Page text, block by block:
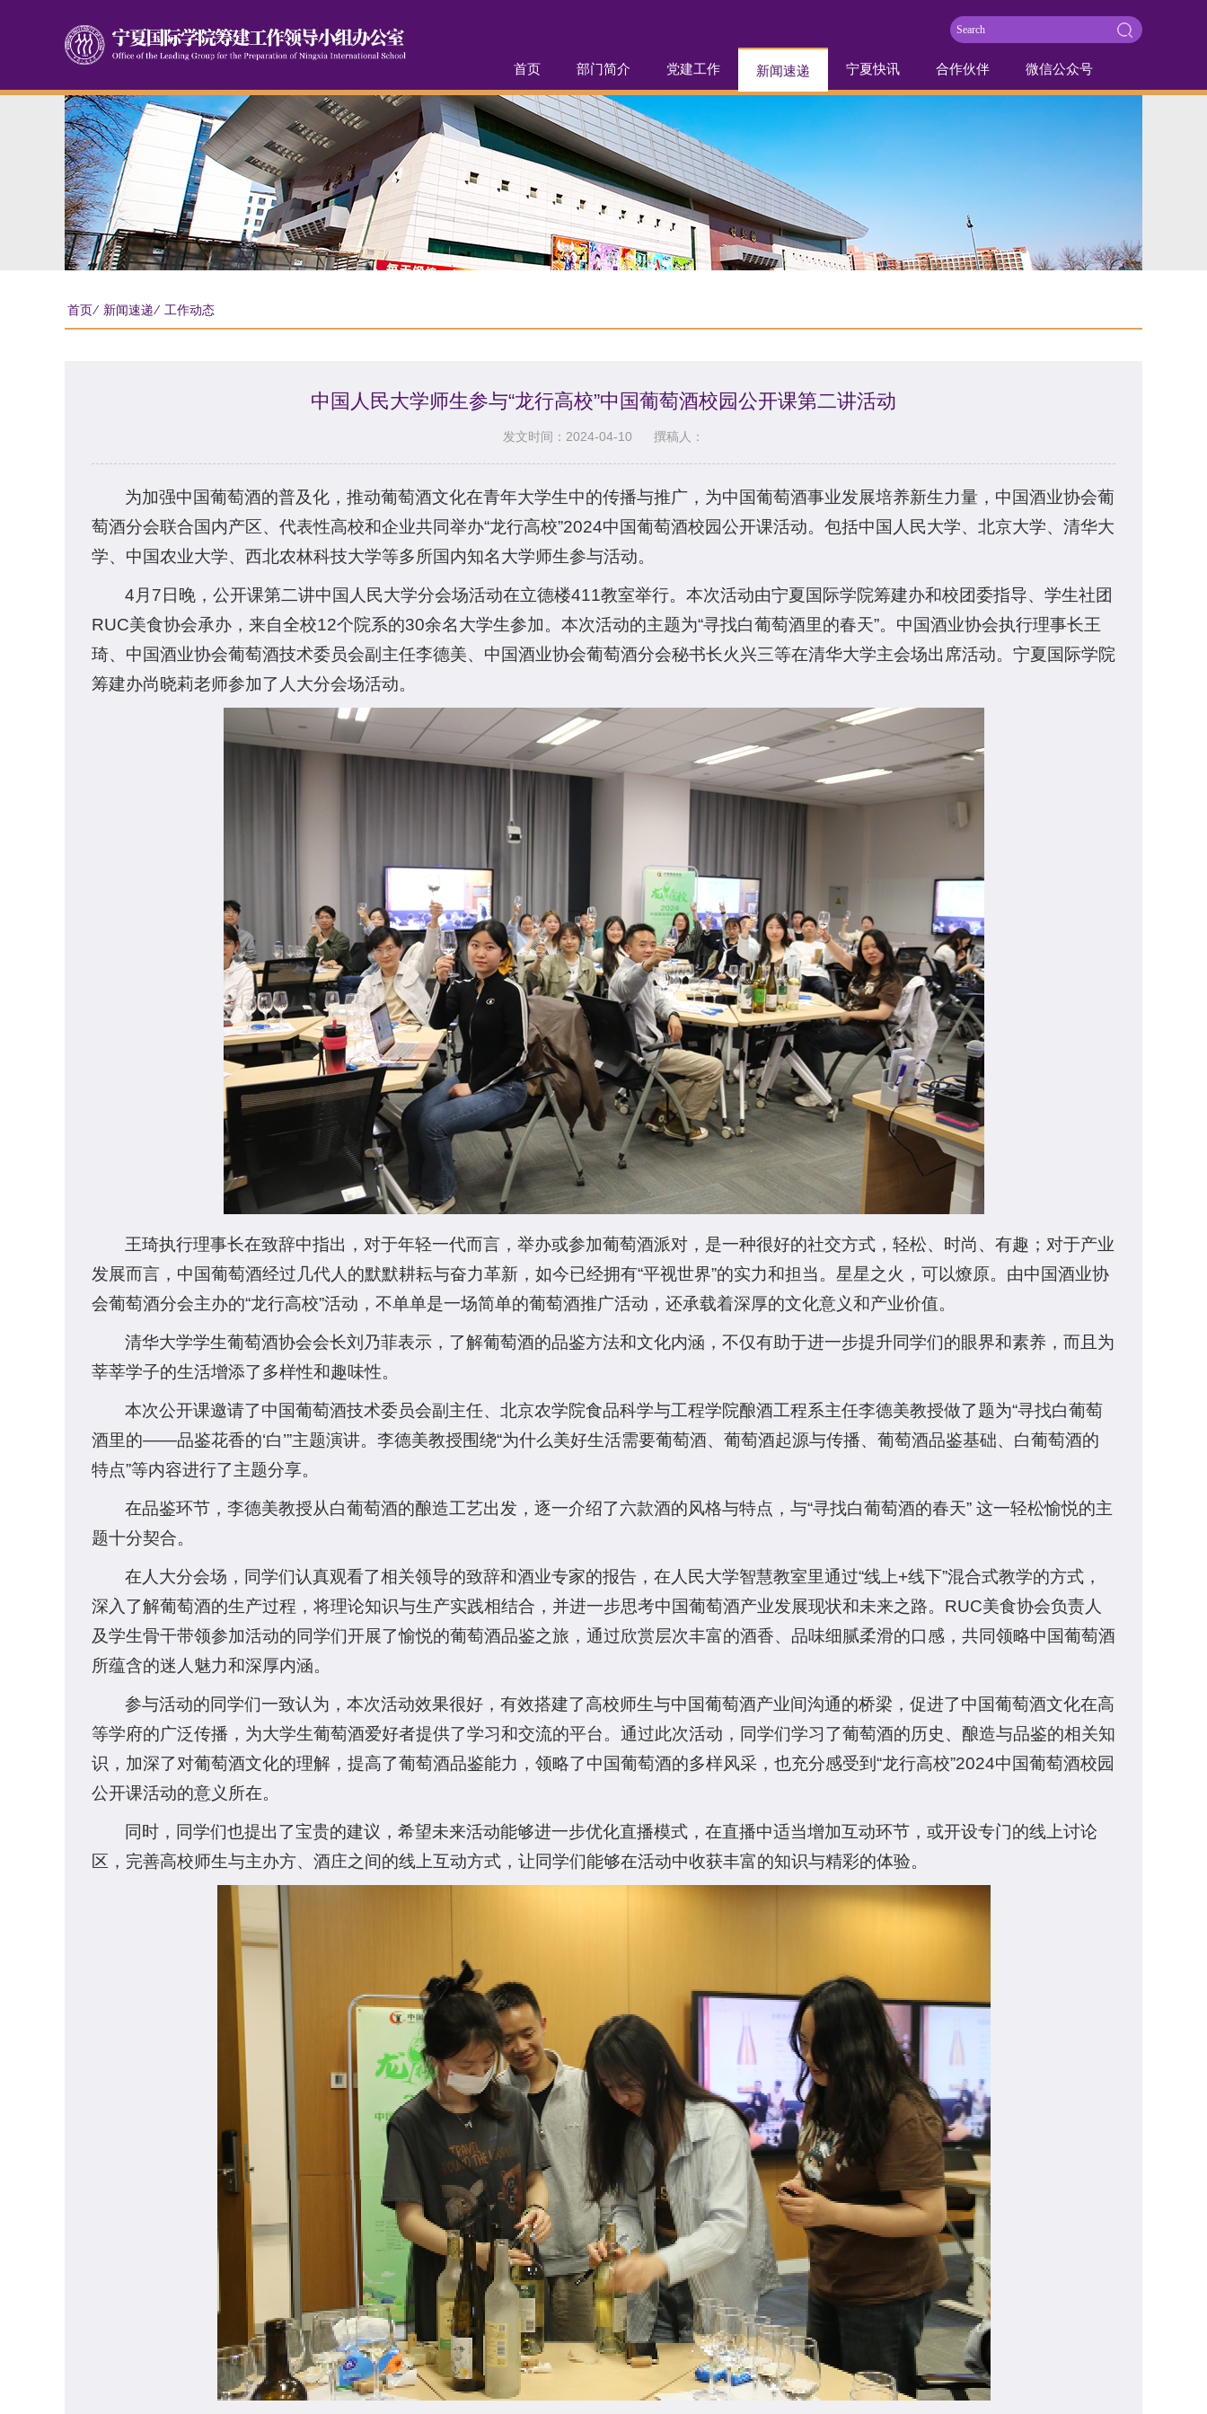
首页 部门简介 党建工作 新闻速递 宁夏快讯 合作伙伴 微信公众号
首页⁄ 新闻速递 ⁄ 工作动态
中国人民大学师生参与“龙行高校”中国葡萄酒校园公开课第二讲活动
发文时间：2024-04-10 撰稿人：
为加强中国葡萄酒的普及化，推动葡萄酒文化在青年大学生中的传播与推广，为中国葡萄酒事业发展培养新生力量，中国酒业协会葡
萄酒分会联合国内产区、代表性高校和企业共同举办“龙行高校”2024中国葡萄酒校园公开课活动。包括中国人民大学、北京大学、清华大
学、中国农业大学、西北农林科技大学等多所国内知名大学师生参与活动。
4月7日晚，公开课第二讲中国人民大学分会场活动在立德楼411教室举行。本次活动由宁夏国际学院筹建办和校团委指导、学生社团
RUC美食协会承办，来自全校12个院系的30余名大学生参加。本次活动的主题为“寻找白葡萄酒里的春天”。中国酒业协会执行理事长王
琦、中国酒业协会葡萄酒技术委员会副主任李德美、中国酒业协会葡萄酒分会秘书长火兴三等在清华大学主会场出席活动。宁夏国际学院
筹建办尚晓莉老师参加了人大分会场活动。
王琦执行理事长在致辞中指出，对于年轻一代而言，举办或参加葡萄酒派对，是一种很好的社交方式，轻松、时尚、有趣；对于产业
发展而言，中国葡萄酒经过几代人的默默耕耘与奋力革新，如今已经拥有“平视世界”的实力和担当。星星之火，可以燎原。由中国酒业协
会葡萄酒分会主办的“龙行高校”活动，不单单是一场简单的葡萄酒推广活动，还承载着深厚的文化意义和产业价值。
清华大学学生葡萄酒协会会长刘乃菲表示，了解葡萄酒的品鉴方法和文化内涵，不仅有助于进一步提升同学们的眼界和素养，而且为
莘莘学子的生活增添了多样性和趣味性。
本次公开课邀请了中国葡萄酒技术委员会副主任、北京农学院食品科学与工程学院酿酒工程系主任李德美教授做了题为“寻找白葡萄
酒里的——品鉴花香的‘白’”主题演讲。李德美教授围绕“为什么美好生活需要葡萄酒、葡萄酒起源与传播、葡萄酒品鉴基础、白葡萄酒的
特点”等内容进行了主题分享。
在品鉴环节，李德美教授从白葡萄酒的酿造工艺出发，逐一介绍了六款酒的风格与特点，与“寻找白葡萄酒的春天” 这一轻松愉悦的主
题十分契合。
在人大分会场，同学们认真观看了相关领导的致辞和酒业专家的报告，在人民大学智慧教室里通过“线上+线下”混合式教学的方式，
深入了解葡萄酒的生产过程，将理论知识与生产实践相结合，并进一步思考中国葡萄酒产业发展现状和未来之路。RUC美食协会负责人
及学生骨干带领参加活动的同学们开展了愉悦的葡萄酒品鉴之旅，通过欣赏层次丰富的酒香、品味细腻柔滑的口感，共同领略中国葡萄酒
所蕴含的迷人魅力和深厚内涵。
参与活动的同学们一致认为，本次活动效果很好，有效搭建了高校师生与中国葡萄酒产业间沟通的桥梁，促进了中国葡萄酒文化在高
等学府的广泛传播，为大学生葡萄酒爱好者提供了学习和交流的平台。通过此次活动，同学们学习了葡萄酒的历史、酿造与品鉴的相关知
识，加深了对葡萄酒文化的理解，提高了葡萄酒品鉴能力，领略了中国葡萄酒的多样风采，也充分感受到“龙行高校”2024中国葡萄酒校园
公开课活动的意义所在。
同时，同学们也提出了宝贵的建议，希望未来活动能够进一步优化直播模式，在直播中适当增加互动环节，或开设专门的线上讨论
区，完善高校师生与主办方、酒庄之间的线上互动方式，让同学们能够在活动中收获丰富的知识与精彩的体验。